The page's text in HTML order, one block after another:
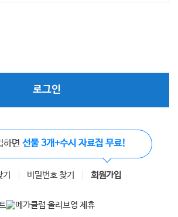
로그인
하면 선물 3개+수시 자료집 무료!
비밀번호 찾기 회원가입